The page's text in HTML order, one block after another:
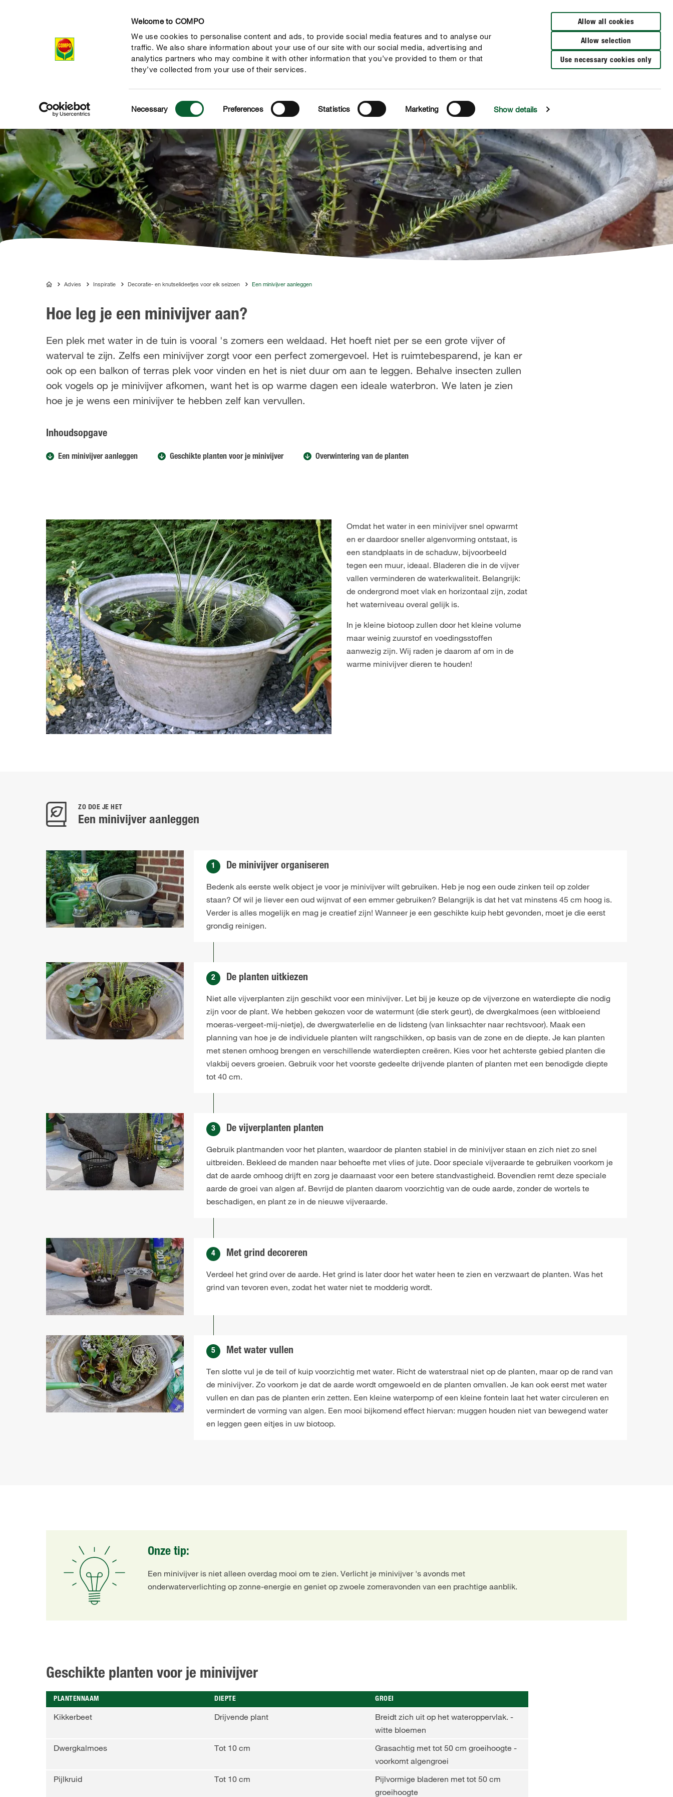
Welcome to COMPO
We use cookies to personalise content and ads, to provide social media features and to analyse our
traffic. We also share information about your use of our site with our social media, advertising and
analytics partners who may combine it with other information that you’ve provided to them or that
they’ve collected from your use of their services.
Selection
Necessary Preferences Statistics Marketing Show details
Allow all cookies
Allow selection
Use necessary cookies only
Verkooppunten
Producten Advies Thema's
natuur
Tot je dienst Onderneming
COMPOAdvies Inspiratie Decoratie- en knutselideetjes voor elk seizoen Een minivijver aanleggen
Hoe leg je een minivijver aan?
Een plek met water in de tuin is vooral 's zomers een weldaad. Het hoeft niet per se een grote vijver of
waterval te zijn. Zelfs een minivijver zorgt voor een perfect zomergevoel. Het is ruimtebesparend, je kan er
ook op een balkon of terras plek voor vinden en het is niet duur om aan te leggen. Behalve insecten zullen
ook vogels op je minivijver afkomen, want het is op warme dagen een ideale waterbron. We laten je zien
hoe je je wens een minivijver te hebben zelf kan vervullen.
Inhoudsopgave
Een minivijver aanleggen Geschikte planten voor je minivijver Overwintering van de planten
Omdat het water in een minivijver snel opwarmt
en er daardoor sneller algenvorming ontstaat, is
een standplaats in de schaduw, bijvoorbeeld
tegen een muur, ideaal. Bladeren die in de vijver
vallen verminderen de waterkwaliteit. Belangrijk:
de ondergrond moet vlak en horizontaal zijn, zodat
het waterniveau overal gelijk is.
In je kleine biotoop zullen door het kleine volume
maar weinig zuurstof en voedingsstoffen
aanwezig zijn. Wij raden je daarom af om in de
warme minivijver dieren te houden!
ZO DOE JE HET
Een minivijver aanleggen
1
De minivijver organiseren
Bedenk als eerste welk object je voor je minivijver wilt gebruiken. Heb je nog een oude zinken teil op zolder
staan? Of wil je liever een oud wijnvat of een emmer gebruiken? Belangrijk is dat het vat minstens 45 cm hoog is.
Verder is alles mogelijk en mag je creatief zijn! Wanneer je een geschikte kuip hebt gevonden, moet je die eerst
grondig reinigen.
2
De planten uitkiezen
Niet alle vijverplanten zijn geschikt voor een minivijver. Let bij je keuze op de vijverzone en waterdiepte die nodig
zijn voor de plant. We hebben gekozen voor de watermunt (die sterk geurt), de dwergkalmoes (een witbloeiend
moeras-vergeet-mij-nietje), de dwergwaterlelie en de lidsteng (van linksachter naar rechtsvoor). Maak een
planning van hoe je de individuele planten wilt rangschikken, op basis van de zone en de diepte. Je kan planten
met stenen omhoog brengen en verschillende waterdiepten creëren. Kies voor het achterste gebied planten die
vlakbij oevers groeien. Gebruik voor het voorste gedeelte drijvende planten of planten met een benodigde diepte
tot 40 cm.
3
De vijverplanten planten
Gebruik plantmanden voor het planten, waardoor de planten stabiel in de minivijver staan en zich niet zo snel
uitbreiden. Bekleed de manden naar behoefte met vlies of jute. Door speciale vijveraarde te gebruiken voorkom je
dat de aarde omhoog drijft en zorg je daarnaast voor een betere standvastigheid. Bovendien remt deze speciale
aarde de groei van algen af. Bevrijd de planten daarom voorzichtig van de oude aarde, zonder de wortels te
beschadigen, en plant ze in de nieuwe vijveraarde.
4
Met grind decoreren
Verdeel het grind over de aarde. Het grind is later door het water heen te zien en verzwaart de planten. Was het
grind van tevoren even, zodat het water niet te modderig wordt.
5
Met water vullen
Ten slotte vul je de teil of kuip voorzichtig met water. Richt de waterstraal niet op de planten, maar op de rand van
de minivijver. Zo voorkom je dat de aarde wordt omgewoeld en de planten omvallen. Je kan ook eerst met water
vullen en dan pas de planten erin zetten. Een kleine waterpomp of een kleine fontein laat het water circuleren en
vermindert de vorming van algen. Een mooi bijkomend effect hiervan: muggen houden niet van bewegend water
en leggen geen eitjes in uw biotoop.
Onze tip:
Een minivijver is niet alleen overdag mooi om te zien. Verlicht je minivijver 's avonds met
onderwaterverlichting op zonne-energie en geniet op zwoele zomeravonden van een prachtige aanblik.
Geschikte planten voor je minivijver
PLANTENNAAM DIEPTE GROEI
Kikkerbeet Drijvende plant
Breidt zich uit op het wateroppervlak. -
witte bloemen
Dwergkalmoes
Tot 10 cm
Grasachtig met tot 50 cm groeihoogte -
voorkomt algengroei
Pijlkruid
Tot 10 cm
Pijlvormige bladeren met tot 50 cm
groeihoogte